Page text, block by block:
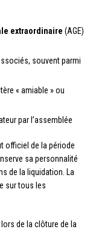
extraordinaire (AGE)
souvent parmi
« amiable » ou
par l’assemblée
officiel de la période
sa personnalité
de la liquidation. La
sur tous les
de la clôture de la